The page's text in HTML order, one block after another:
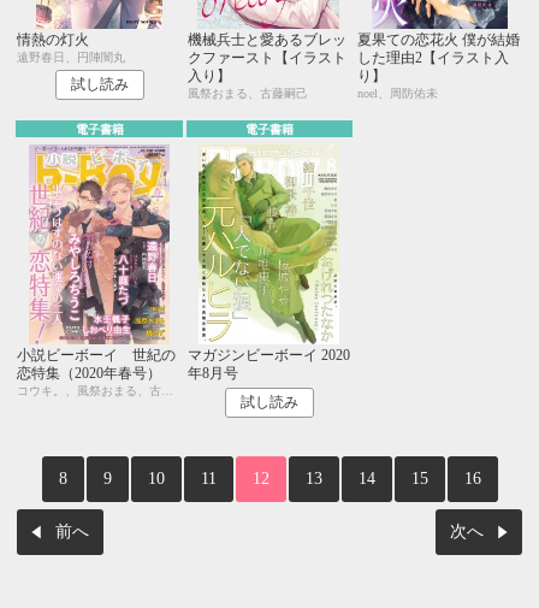
情熱の灯火
遠野春日、円陣闇丸
試し読み
機械兵士と愛あるブレッ
クファースト【イラスト
入り】
風祭おまる、古藤嗣己
夏果ての恋花火 僕が結婚
した理由2【イラスト入
り】
noel、周防佑未
電子書籍
小説ビーボーイ 世紀の
恋特集（2020年春号）
コウキ。、風祭おまる、古藤嗣己、椿 ゆず、おおきいき、遠野春日、円陣闇丸、noel、周防佑未、水壬楓子、しおべり由生、みやしろちうこ、user、八十庭たづ、佐々木久美子
電子書籍
マガジンビーボーイ 2020
年8月号
試し読み
前へ
8 9 10 11 12 13 14 15 16
次へ